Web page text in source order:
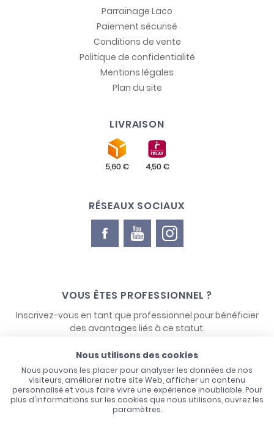
Parrainage Laco
Paiement sécurisé
Conditions de vente
Politique de confidentialité
Mentions légales
Plan du site
LIVRAISON
RÉSEAUX SOCIAUX
VOUS ÊTES PROFESSIONNEL ?
Inscrivez-vous en tant que professionnel pour bénéficier
des avantages liés à ce statut.
Nous utilisons des cookies
Nous pouvons les placer pour analyser les données de nos
visiteurs, améliorer notre site Web, afficher un contenu
personnalisé et vous faire vivre une expérience inoubliable. Pour
plus d'informations sur les cookies que nous utilisons, ouvrez les
paramètres.